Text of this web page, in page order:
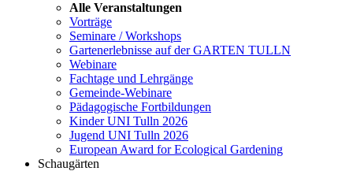
Alle Veranstaltungen
Vorträge
Seminare / Workshops
Gartenerlebnisse auf der GARTEN TULLN
Webinare
Fachtage und Lehrgänge
Gemeinde-Webinare
Pädagogische Fortbildungen
Kinder UNI Tulln 2026
Jugend UNI Tulln 2026
European Award for Ecological Gardening
Schaugärten